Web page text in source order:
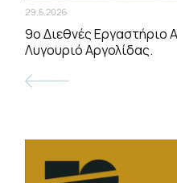
29.5.2026
9ο Διεθνές Εργαστήριο
Λυγουριό Αργολίδας.